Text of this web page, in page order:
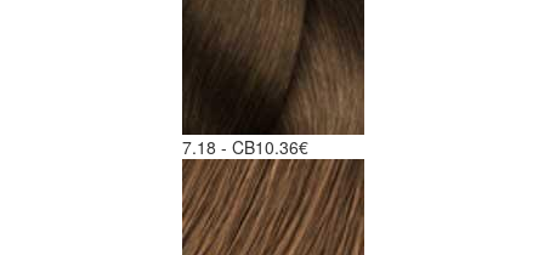
7.18 - CB10.36€